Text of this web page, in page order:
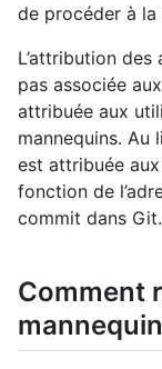
de procéder à la
L’attribution des
pas associée
attribuée aux
mannequins. Au
est attribuée
fonction de
commit dans Git.
Comment